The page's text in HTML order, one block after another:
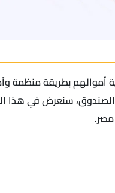
أموالهم بطريقة منظمة
الصندوق، سنعرض في هذا
مصر.